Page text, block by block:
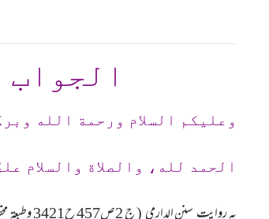
وعلیکم السلام ورحمة الله
الحمد لله، والصلاة والسلام